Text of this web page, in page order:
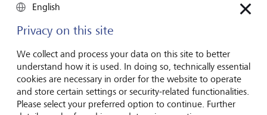
Die Chicago Mercantile Exchange, der führende Handelsplatz für
globale Derivate bleibt für Chicago ebenso zentral wie zahlreiche
grosse Fortune-500-Unternehmen, die Kapital, Know-how,
Mentorinnen und Mentoren für Start-ups bereitstellen.
KEYSTONE/MAXPPP/Bloomberg News/Landov/Frank Polich
Die "Windy City" hat sich weiter entwickelt, ohne ihrer
traditionellen Rolle als Transport-, Produktions- und
Finanzzentrum untreu zu werden. Die Chicago Mercantile
English
Privacy on this site
We collect and process your data on this site to better
understand how it is used. In doing so, technically essential
cookies are necessary in order for the website to operate
and store certain settings or security-related functionalities.
Please select your preferred option to continue. Further